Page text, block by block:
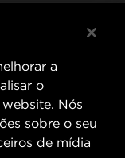
a
o
Nós
sobre o seu
de mídia